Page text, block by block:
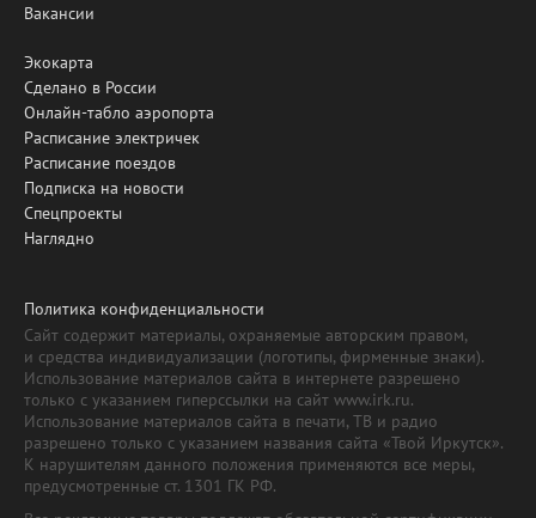
Вакансии
Экокарта
Сделано в России
Онлайн-табло аэропорта
Расписание электричек
Расписание поездов
Подписка на новости
Спецпроекты
Наглядно
Политика конфиденциальности
Сайт содержит материалы, охраняемые авторским правом,
и средства индивидуализации (логотипы, фирменные знаки).
Использование материалов сайта в интернете разрешено
только с указанием гиперссылки на сайт www.irk.ru.
Использование материалов сайта в печати, ТВ и радио
разрешено только с указанием названия сайта «Твой Иркутск».
К нарушителям данного положения применяются все меры,
предусмотренные ст. 1301 ГК РФ.